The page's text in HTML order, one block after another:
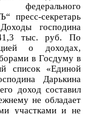
пресс-секретарь
господина
тыс. руб. По
о доходах,
в Госдуму в
список «Единой
Дарькина
доход составил
не обладает
участками и не